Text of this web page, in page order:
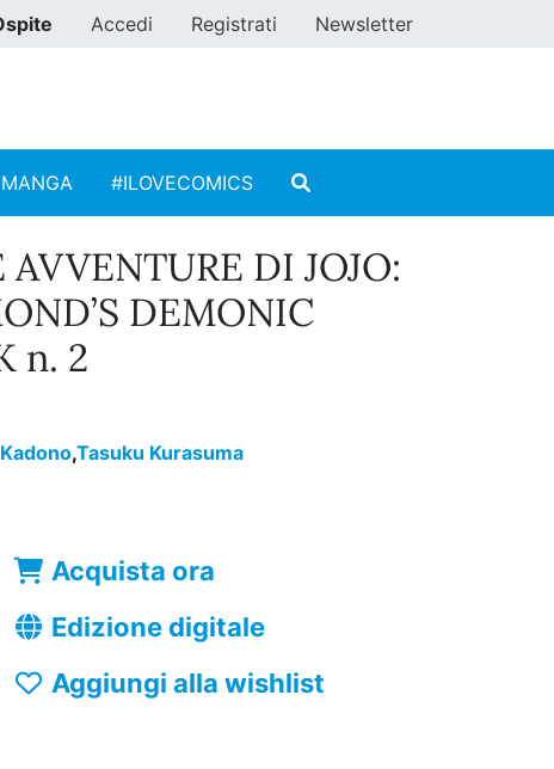
Accedi Registrati Newsletter
#ILOVECOMICS
AVVENTURE DI JOJO:
DEMONIC
n. 2
,Tasuku Kurasuma
Acquista ora
Edizione digitale
Aggiungi alla wishlist